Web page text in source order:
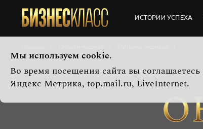
ИСТОРИИ УСПЕХА
Мы используем cookie.
Во время посещения сайта вы
Яндекс Метрика, top.mail.ru, LiveInternet.